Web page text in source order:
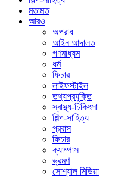
মতামত
আরও
অপরাধ
আইন আদালত
গণমাধ্যম
ধর্ম
ফিচার
লাইফস্টাইল
তথ্যপ্রযুক্তি
স্বাস্থ্য-চিকিৎসা
শিল্প-সাহিত্য
প্রবাস
ফিচার
ক্যাম্পাস
ভ্রমণ
সোশ্যাল মিডিয়া